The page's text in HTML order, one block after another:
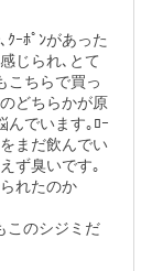
ｰﾎﾟﾝがあった
じられ､とて
こちらで買っ
どちらかが原
んでいます｡ﾛｰ
まだ飲んでい
ず臭いです｡
れたのか
このシジミだ